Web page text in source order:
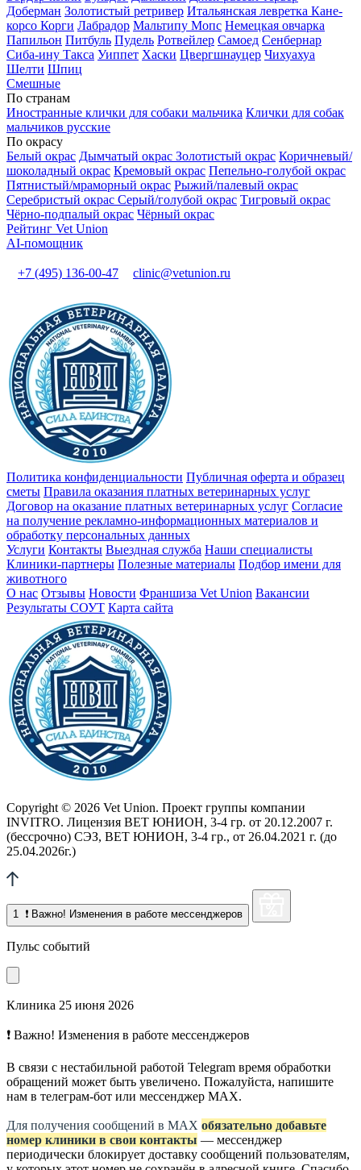
Доберман Золотистый ретривер Итальянская левретка Кане-
корсо Корги Лабрадор Мальтипу Мопс Немецкая овчарка
Папильон Питбуль Пудель Ротвейлер Самоед Сенбернар
Сиба-ину Такса Уиппет Хаски Цвергшнауцер Чихуахуа
Шелти Шпиц
Смешные
По странам
Иностранные клички для собаки мальчика Клички для собак
мальчиков русские
По окрасу
Белый окрас Дымчатый окрас Золотистый окрас Коричневый/
шоколадный окрас Кремовый окрас Пепельно-голубой окрас
Пятнистый/мраморный окрас Рыжий/палевый окрас
Серебристый окрас Серый/голубой окрас Тигровый окрас
Чёрно-подпалый окрас Чёрный окрас
Рейтинг Vet Union
AI-помощник
+7 (495) 136-00-47 clinic@vetunion.ru
Политика конфиденциальности Публичная оферта и образец
сметы Правила оказания платных ветеринарных услуг
Договор на оказание платных ветеринарных услуг Cогласие
на получение рекламно-информационных материалов и
обработку персональных данных
Услуги Контакты Выездная служба Наши специалисты
Клиники-партнеры Полезные материалы Подбор имени для
животного
О нас Отзывы Новости Франшиза Vet Union Вакансии
Результаты СОУТ Карта сайта
Copyright © 2026 Vet Union. Проект группы компании
INVITRO. Лицензия ВЕТ ЮНИОН, 3-4 гр. от 20.12.2007 г.
(бессрочно) СЭЗ, ВЕТ ЮНИОН, 3-4 гр., от 26.04.2021 г. (до
25.04.2026г.)
1 ❗ Важно! Изменения в работе мессенджеров
Пульс событий
Клиника 25 июня 2026
❗ Важно! Изменения в работе мессенджеров
В связи с нестабильной работой Telegram время обработки
обращений может быть увеличено. Пожалуйста, напишите
нам в телеграм-бот или мессенджер МАХ.
Для получения сообщений в МАХ обязательно добавьте
номер клиники в свои контакты — мессенджер
периодически блокирует доставку сообщений пользователям,